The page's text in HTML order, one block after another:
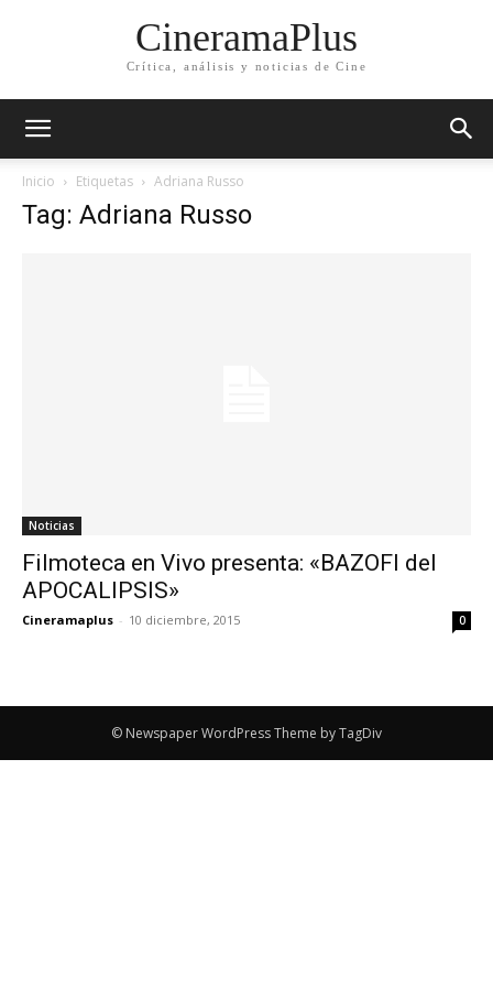
CineramaPlus
Crítica, análisis y noticias de Cine
Inicio Etiquetas Adriana Russo
Tag: Adriana Russo
Noticias
Filmoteca en Vivo presenta: «BAZOFI del
APOCALIPSIS»
Cineramaplus - 10 diciembre, 2015 0
© Newspaper WordPress Theme by TagDiv